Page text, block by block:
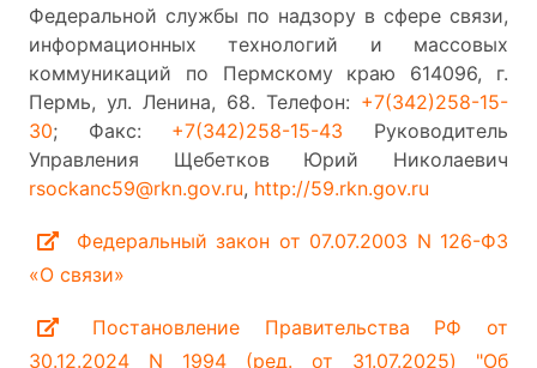
Федеральной службы по надзору в сфере связи,
информационных технологий и массовых
коммуникаций по Пермскому краю 614096, г.
Пермь, ул. Ленина, 68. Телефон: +7(342)258-15-
30; Факс: +7(342)258-15-43 Руководитель
Управления Щебетков Юрий Николаевич
rsockanc59@rkn.gov.ru, http://59.rkn.gov.ru
Федеральный закон от 07.07.2003 N 126-ФЗ
«О связи»
Постановление Правительства РФ от
30.12.2024 N 1994 (ред. от 31.07.2025) "Об